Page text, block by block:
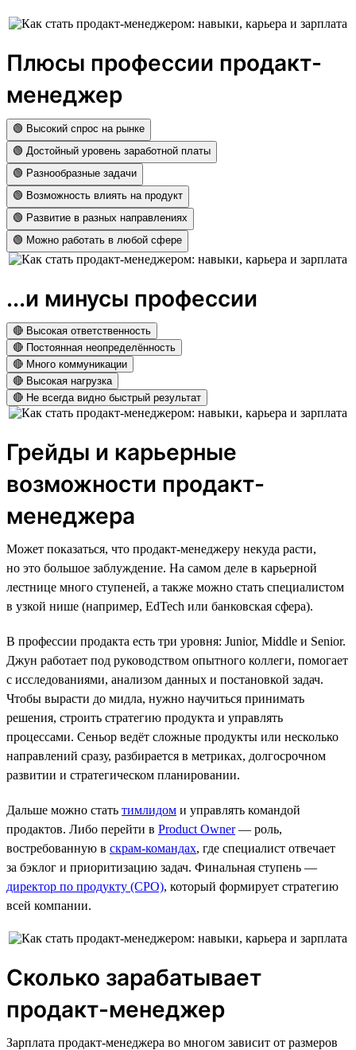
Плюсы профессии продакт-
менеджер
🟢 Высокий спрос на рынке
🟢 Достойный уровень заработной платы
🟢 Разнообразные задачи
🟢 Возможность влиять на продукт
🟢 Развитие в разных направлениях
🟢 Можно работать в любой сфере
...и минусы профессии
🔴 Высокая ответственность
🔴 Постоянная неопределённость
🔴 Много коммуникации
🔴 Высокая нагрузка
🔴 Не всегда видно быстрый результат
Грейды и карьерные
возможности продакт-
менеджера
Может показаться, что продакт-менеджеру некуда расти,
но это большое заблуждение. На самом деле в карьерной
лестнице много ступеней, а также можно стать специалистом
в узкой нише (например, EdTech или банковская сфера).
В профессии продакта есть три уровня: Junior, Middle и Senior.
Джун работает под руководством опытного коллеги, помогает
с исследованиями, анализом данных и постановкой задач.
Чтобы вырасти до мидла, нужно научиться принимать
решения, строить стратегию продукта и управлять
процессами. Сеньор ведёт сложные продукты или несколько
направлений сразу, разбирается в метриках, долгосрочном
развитии и стратегическом планировании.
Дальше можно стать тимлидом и управлять командой
продактов. Либо перейти в Product Owner— роль,
востребованную в скрам-командах, где специалист отвечает
за бэклог и приоритизацию задач. Финальная ступень —
директор по продукту (CPO), который формирует стратегию
всей компании.
Сколько зарабатывает
продакт-менеджер
Зарплата продакт-менеджера во многом зависит от размеров